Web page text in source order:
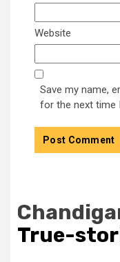
Website
Save my name,
for the next time
True-